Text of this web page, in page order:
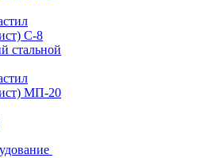
С-8
стальной
МП-20